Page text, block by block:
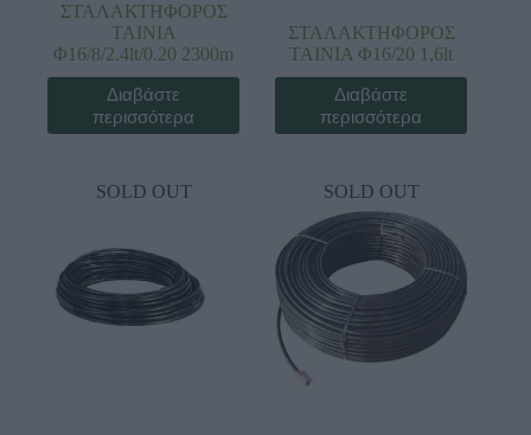
ΣΤΑΛΑΚΤΗΦΟΡΟΣ
ΤΑΙΝΙΑ
Φ16/8/2.4lt/0.20 2300m
Διαβάστε
περισσότερα
ΣΤΑΛΑΚΤΗΦΟΡΟΣ
ΤΑΙΝΙΑ Φ16/20 1,6lt
Διαβάστε
περισσότερα
SOLD OUT SOLD OUT